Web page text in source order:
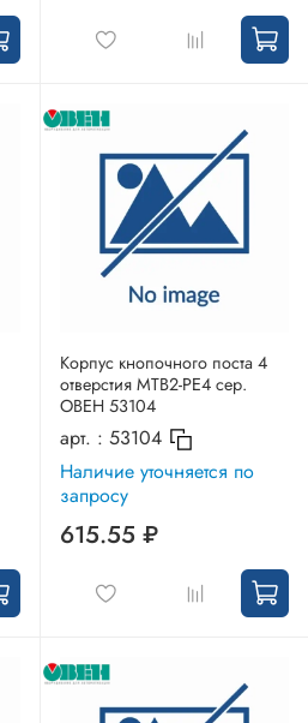
Корпус кнопочного поста 4
отверстия MTB2-PE4 сер.
ОВЕН 53104
арт. : 53104
Наличие уточняется по
запросу
615.55 ₽